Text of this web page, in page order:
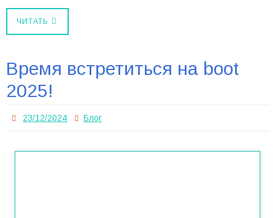
ЧИТАТЬ
Время встретиться на boot
2025!
23/12/2024 Блог